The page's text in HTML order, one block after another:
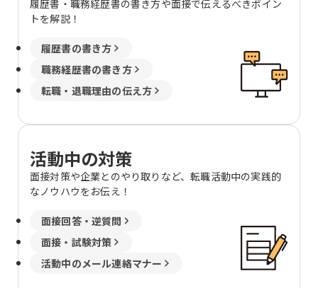
央区東大通1-3-8明治安田生命新潟駅前
13-33 JR金沢駅西第三NKビル5階 福井
福井市大手2-7-15 明治安田生命福井ビ
田生命長野ビル4階 松本市大手3-4-5明
駿河区森下町1-35静岡ＭＹタワー5階 沼
ビル4階 愛知 名古屋市中村区椿町15-21
明治安田生命名古屋西口ビル9階 岡崎市
康生通南2-52明治安田生命岡崎ビル2階
三重 津市羽所町375 百五・明治安田ビ
ル8階 四日市市朝日町1-3明治安田生命
四日市ビル1階 兵庫 神戸市中央区磯上通
8-3-5明治安田生命神戸ビル3階 奈良 奈
良市高天町22-2 明治安田生命奈良ビル4
階 和歌山 和歌山市六番丁17明治安田生
履歴書・職務経歴書の書き方や面接で伝えるべきポイン
トを解説！
履歴書の書き方
職務経歴書の書き方
転職・退職理由の伝え方
活動中の対策
面接対策や企業とのやり取りなど、転職活動中の実践的
なノウハウをお伝え！
面接回答・逆質問
面接・試験対策
活動中のメール連絡マナー